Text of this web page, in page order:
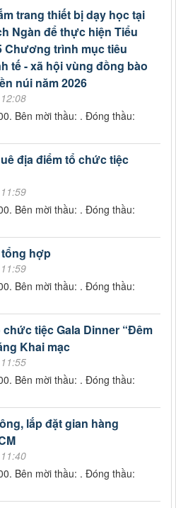
trang thiết bị dạy học tại
Ngàn để thực hiện Tiểu
Chương trình mục tiêu
tế - xã hội vùng đồng bào
núi năm 2026
Bên mời thầu: . Đóng thầu:
địa điểm tổ chức tiệc
Bên mời thầu: . Đóng thầu:
tổng hợp
Bên mời thầu: . Đóng thầu:
tiệc Gala Dinner “Đêm
Khai mạc
Bên mời thầu: . Đóng thầu:
lắp đặt gian hàng
Bên mời thầu: . Đóng thầu: